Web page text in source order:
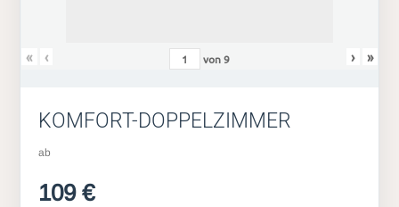
« ‹ von9 › »
KOMFORT-DOPPELZIMMER
ab
109 €